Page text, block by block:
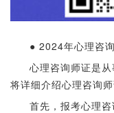
● 2024年心理咨
心理咨询师证是
将详细介绍心理咨询师
首先，报考心理